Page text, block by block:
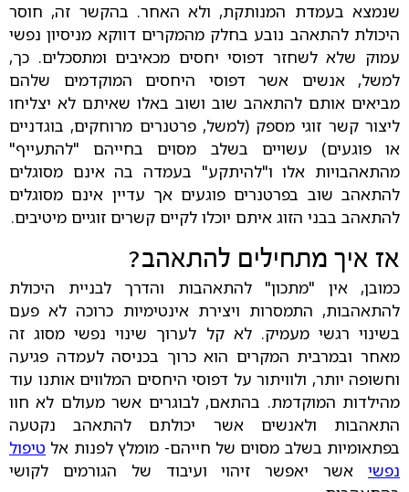
שנמצא בעמדת המנותקת, ולא האחר. בהקשר זה, חוסר
היכולת להתאהב נובע בחלק מהמקרים דווקא מניסיון נפשי
עמוק שלא לשחזר דפוסי יחסים מכאיבים ומתסכלים. כך,
למשל, אנשים אשר דפוסי היחסים המוקדמים שלהם
מביאים אותם להתאהב שוב ושוב באלו שאיתם לא יצליחו
ליצור קשר זוגי מספק (למשל, פרטנרים מרוחקים, בוגדניים
או פוגעים) עשויים בשלב מסוים בחייהם "להתעייף"
מהתאהבויות אלו ו"להיתקע" בעמדה בה אינם מסוגלים
להתאהב שוב בפרטנרים פוגעים אך עדיין אינם מסוגלים
להתאהב בבני הזוג איתם יוכלו לקיים קשרים זוגיים מיטיבים.
אז איך מתחילים להתאהב?
כמובן, אין "מתכון" להתאהבות והדרך לבניית היכולת
להתאהבות, התמסרות ויצירת אינטימיות כרוכה לא פעם
בשינוי רגשי מעמיק. לא קל לערוך שינוי נפשי מסוג זה
מאחר ובמרבית המקרים הוא כרוך בכניסה לעמדה פגיעה
וחשופה יותר, ולוויתור על דפוסי היחסים המלווים אותנו עוד
מהילדות המוקדמת. בהתאם, לבוגרים אשר מעולם לא חוו
התאהבות ולאנשים אשר יכולתם להתאהב נקטעה
בפתאומיות בשלב מסוים של חייהם- מומלץ לפנות אל טיפול
נפשי אשר יאפשר זיהוי ועיבוד של הגורמים לקושי